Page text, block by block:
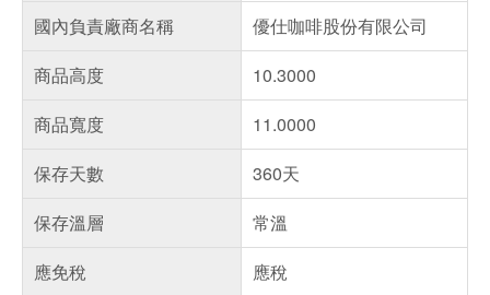
國內負責廠商名稱
優仕咖啡股份有限公司
商品高度
10.3000
商品寬度
11.0000
保存天數
360天
保存溫層
常溫
應免稅
應稅